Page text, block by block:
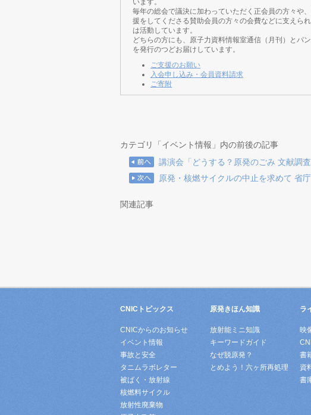
います。
毎年の総会で議決に加わっていただく正会員の方々や
援をしてくださる賛助会員の方々の会費などに支えら
は活動しています。
どちらの方にも、原子力資料情報室通信（月刊）とパ
を発行のつどお届けしています。
ご支援のお願い
入会申し込み・会員資料請求
ご寄附
カテゴリ「イベント情報」内の前後の記事
講演会「どうする？原発のごみ 文献調査
原発・核燃サイクルの中止を求めて 省
関連記事
CNICトピックス
CNICからのお知らせ
イベント情報
事故と安全
タニムラボレター
被ばく・放射線
核燃料サイクル
放射性廃棄物
原発きほん知識
放射能ミニ知識
キーワードガイド
なぜ脱原発？
とめよう！六ヶ所再処理
ラ
映
書
資
書